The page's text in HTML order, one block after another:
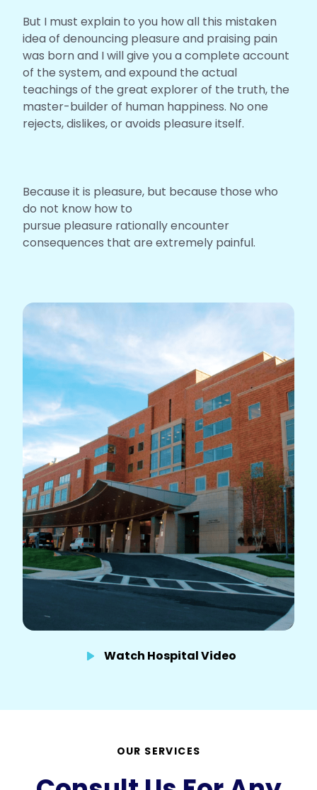
But I must explain to you how all this mistaken
idea of denouncing pleasure and praising pain
was born and I will give you a complete account
of the system, and expound the actual
teachings of the great explorer of the truth, the
master-builder of human happiness. No one
rejects, dislikes, or avoids pleasure itself.
Because it is pleasure, but because those who
do not know how to
pursue pleasure rationally encounter
consequences that are extremely painful.
Watch Hospital Video
OUR SERVICES